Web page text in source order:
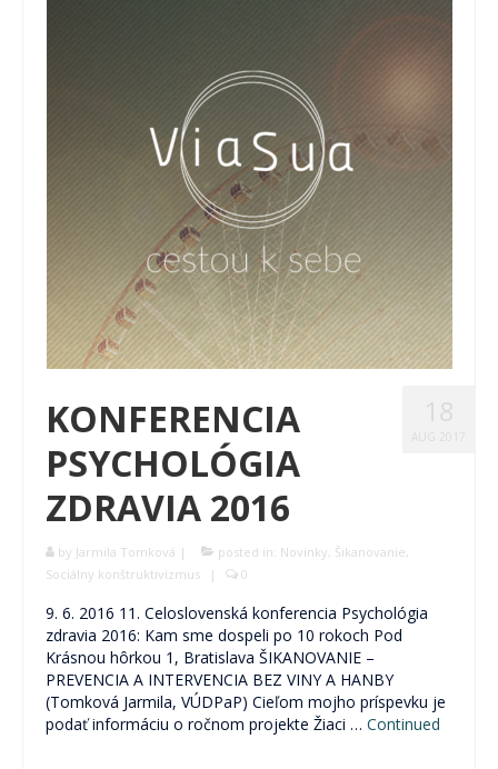
KONFERENCIA
PSYCHOLÓGIA
ZDRAVIA 2016
by Jarmila Tomková | posted in: Novinky, Šikanovanie,
Sociálny konštruktivizmus
| 0
9. 6. 2016 11. Celoslovenská konferencia Psychológia
zdravia 2016: Kam sme dospeli po 10 rokoch Pod
Krásnou hôrkou 1, Bratislava ŠIKANOVANIE –
PREVENCIA A INTERVENCIA BEZ VINY A HANBY
(Tomková Jarmila, VÚDPaP) Cieľom mojho príspevku je
podať informáciu o ročnom projekte Žiaci … Continued